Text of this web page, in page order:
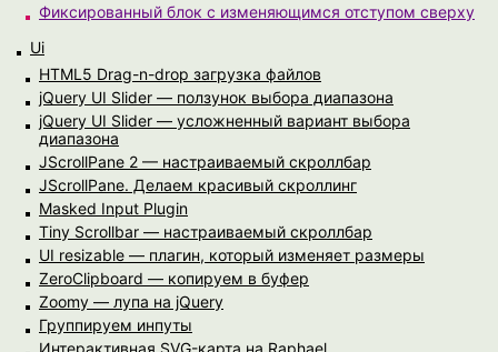
Фиксированный блок с изменяющимся отступом сверху
Ui
HTML5 Drag-n-drop загрузка файлов
jQuery UI Slider — ползунок выбора диапазона
jQuery UI Slider — усложненный вариант выбора
диапазона
JScrollPane 2 — настраиваемый скроллбар
JScrollPane. Делаем красивый скроллинг
Masked Input Plugin
Tiny Scrollbar — настраиваемый скроллбар
UI resizable — плагин, который изменяет размеры
ZeroClipboard — копируем в буфер
Zoomy — лупа на jQuery
Группируем инпуты
Интерактивная SVG-карта на Raphael